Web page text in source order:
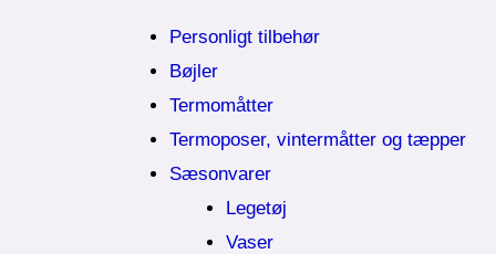
Personligt tilbehør
Bøjler
Termomåtter
Termoposer, vintermåtter og tæpper
Sæsonvarer
Legetøj
Vaser